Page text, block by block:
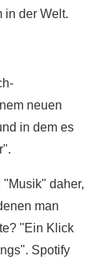
in der Welt.
neuen
in dem es
daher,
man
"Ein Klick
Spotify